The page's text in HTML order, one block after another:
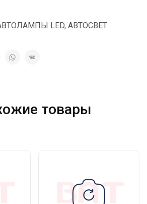
LED, АВТОСВЕТ
товары